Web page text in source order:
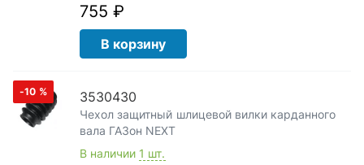
755 ₽
В корзину
-10 % 3530430
Чехол защитный шлицевой вилки карданного
вала ГАЗон NEXT
В наличии 1 шт.